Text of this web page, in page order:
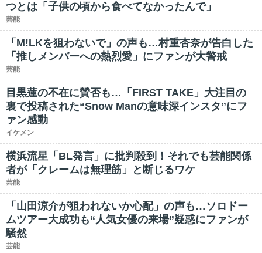
つとは「子供の頃から食べてなかったんで」
芸能
「M!LKを狙わないで」の声も…村重杏奈が告白した
「推しメンバーへの熱烈愛」にファンが大警戒
芸能
目黒蓮の不在に賛否も…「FIRST TAKE」大注目の
裏で投稿された“Snow Manの意味深インスタ”にフ
ァン感動
イケメン
横浜流星「BL発言」に批判殺到！それでも芸能関係
者が「クレームは無理筋」と断じるワケ
芸能
「山田涼介が狙われないか心配」の声も…ソロドー
ムツアー大成功も“人気女優の来場”疑惑にファンが
騒然
芸能